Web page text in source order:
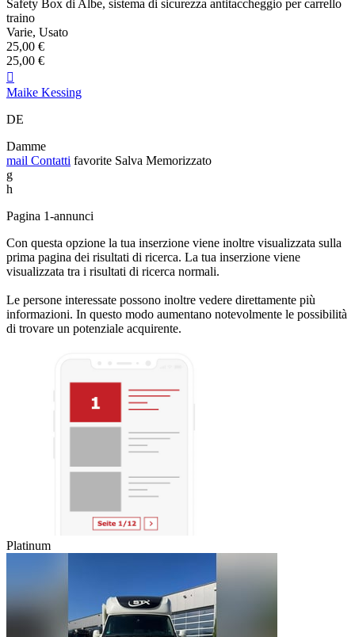
Safety Box di Albe, sistema di sicurezza antitaccheggio per carrello
traino
Varie, Usato
25,00 €
25,00 €

Maike Kessing
DE
Damme
mail Contatti favorite Salva Memorizzato
g
h
Pagina 1-annunci
Con questa opzione la tua inserzione viene inoltre visualizzata sulla
prima pagina dei risultati di ricerca. La tua inserzione viene
visualizzata tra i risultati di ricerca normali.
Le persone interessate possono inoltre vedere direttamente più
informazioni. In questo modo aumentano notevolmente le possibilità
di trovare un potenziale acquirente.
Platinum